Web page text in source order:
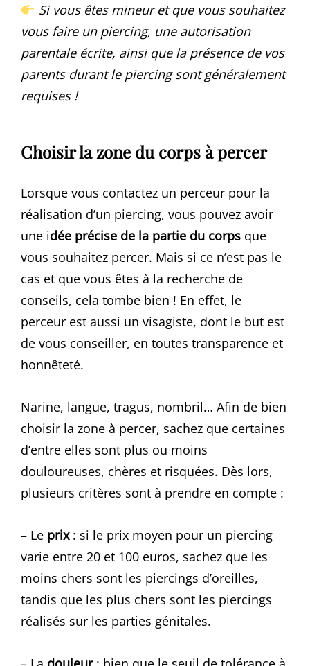
Si vous êtes mineur et que vous souhaitez
vous faire un piercing, une autorisation
parentale écrite, ainsi que la présence de vos
parents durant le piercing sont généralement
requises !
Choisir la zone du corps à percer
Lorsque vous contactez un perceur pour la
réalisation d’un piercing, vous pouvez avoir
une idée précise de la partie du corps que
vous souhaitez percer. Mais si ce n’est pas le
cas et que vous êtes à la recherche de
conseils, cela tombe bien ! En effet, le
perceur est aussi un visagiste, dont le but est
de vous conseiller, en toutes transparence et
honnêteté.
Narine, langue, tragus, nombril… Afin de bien
choisir la zone à percer, sachez que certaines
d’entre elles sont plus ou moins
douloureuses, chères et risquées. Dès lors,
plusieurs critères sont à prendre en compte :
– Le prix: si le prix moyen pour un piercing
varie entre 20 et 100 euros, sachez que les
moins chers sont les piercings d’oreilles,
tandis que les plus chers sont les piercings
réalisés sur les parties génitales.